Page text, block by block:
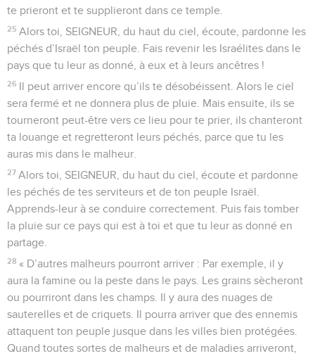
te prieront et te supplieront dans ce temple.
25 Alors toi, SEIGNEUR, du haut du ciel, écoute, pardonne les
péchés d’Israël ton peuple. Fais revenir les Israélites dans le
pays que tu leur as donné, à eux et à leurs ancêtres !
26 Il peut arriver encore qu’ils te désobéissent. Alors le ciel
sera fermé et ne donnera plus de pluie. Mais ensuite, ils se
tourneront peut-être vers ce lieu pour te prier, ils chanteront
ta louange et regretteront leurs péchés, parce que tu les
auras mis dans le malheur.
27 Alors toi, SEIGNEUR, du haut du ciel, écoute et pardonne
les péchés de tes serviteurs et de ton peuple Israël.
Apprends-leur à se conduire correctement. Puis fais tomber
la pluie sur ce pays qui est à toi et que tu leur as donné en
partage.
28 « D’autres malheurs pourront arriver : Par exemple, il y
aura la famine ou la peste dans le pays. Les grains sècheront
ou pourriront dans les champs. Il y aura des nuages de
sauterelles et de criquets. Il pourra arriver que des ennemis
attaquent ton peuple jusque dans les villes bien protégées.
Quand toutes sortes de malheurs et de maladies arriveront,